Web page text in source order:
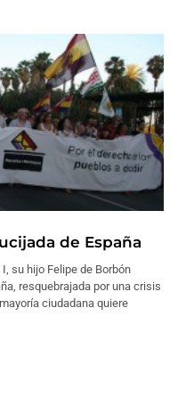
de España
su hijo Felipe de Borbón
resquebrajada por una crisis
ciudadana quiere